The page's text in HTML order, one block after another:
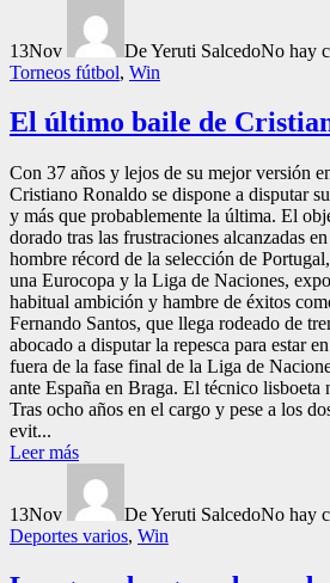
13Nov De Yeruti SalcedoNo hay
Torneos fútbol, Win
El último baile de
Con 37 años y lejos de su mejor versión
Cristiano Ronaldo se dispone a disputar
y más que probablemente la última. El
dorado tras las frustraciones alcanzadas
hombre récord de la selección de
una Eurocopa y la Liga de Naciones,
habitual ambición y hambre de éxitos
Fernando Santos, que llega rodeado de
abocado a disputar la repesca para estar
fuera de la fase final de la Liga de
ante España en Braga. El técnico lisboeta
Tras ocho años en el cargo y pese a los
evit...
Leer más
13Nov De Yeruti SalcedoNo hay
Deportes varios, Win